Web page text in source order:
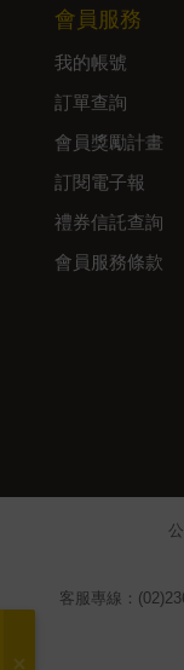
會員服務
我的帳號
訂單查詢
會員獎勵計畫
訂閱電子報
禮券信託查詢
會員服務條款
客服專線：